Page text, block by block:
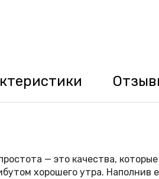
— это качества,
хорошего утра.